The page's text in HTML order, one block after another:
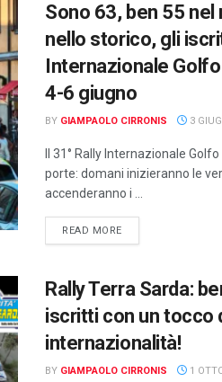
Sono 63, ben 55 nel
nello storico, gli
Internazionale Golfo
4-6 giugno
BY GIAMPAOLO CIRRONIS 3
Il 31° Rally Internazionale
porte: domani inizieranno le
accenderanno i ...
READ MOREDETAILS
Rally Terra Sarda:
iscritti con un tocco
internazionalità!
BY GIAMPAOLO CIRRONIS 1